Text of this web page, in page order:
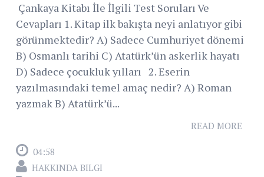
Çankaya Kitabı İle İlgili Test Soruları Ve
Cevapları 1. Kitap ilk bakışta neyi anlatıyor gibi
görünmektedir? A) Sadece Cumhuriyet dönemi
B) Osmanlı tarihi C) Atatürk’ün askerlik hayatı
D) Sadece çocukluk yılları 2. Eserin
yazılmasındaki temel amaç nedir? A) Roman
yazmak B) Atatürk’ü...
READ MORE
04:58
HAKKINDA BILGI